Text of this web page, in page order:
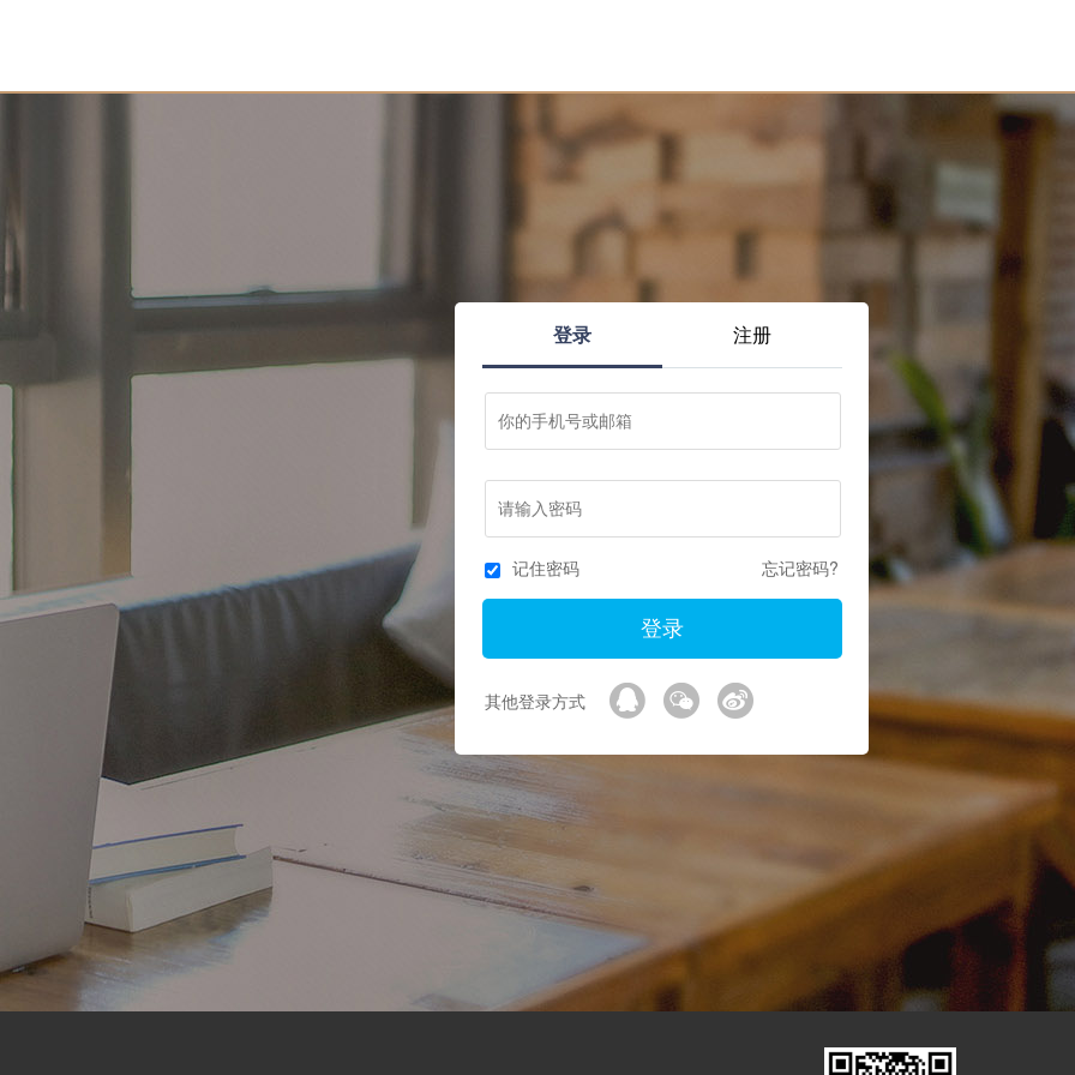
登录 注册
记住密码 忘记密码?
其他登录方式